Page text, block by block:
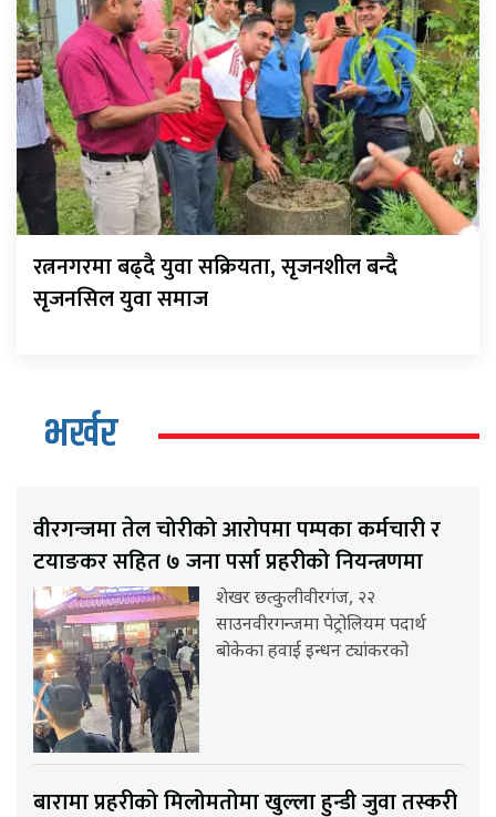
रत्ननगरमा बढ्दै युवा सक्रियता, सृजनशील बन्दै
सृजनसिल युवा समाज
भर्खर
वीरगन्जमा तेल चोरीको आरोपमा पम्पका कर्मचारी र
टयाङकर सहित ७ जना पर्सा प्रहरीको नियन्त्रणमा
शेखर छत्कुलीवीरगंज, २२
साउनवीरगन्जमा पेट्रोलियम पदार्थ
बोकेका हवाई इन्धन ट्यांकरको
बारामा प्रहरीको मिलोमतोमा खुल्ला हुन्डी जुवा तस्करी